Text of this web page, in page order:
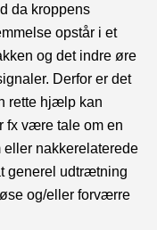
da kroppens
opstår i et
og det indre øre
Derfor er det
rette hjælp kan
fx være tale om en
nakkerelaterede
generel udtrætning
og/eller forværre